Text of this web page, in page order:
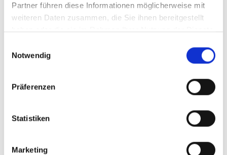
Partner führen diese Informationen möglicherweise mit
weiteren Daten zusammen, die Sie ihnen bereitgestellt
haben oder die sie im Rahmen Ihrer Nutzung der Dienste
Notwendig
Präferenzen
Statistiken
Marketing